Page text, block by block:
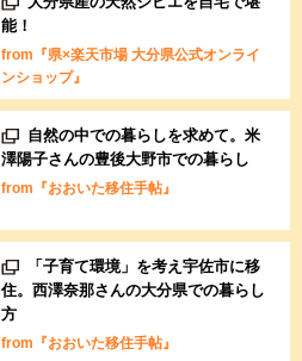
能！
from『県×楽天市場 大分県公式オンライ
ンショップ』
自然の中での暮らしを求めて。米
澤陽子さんの豊後大野市での暮らし
from『おおいた移住手帖』
「子育て環境」を考え宇佐市に移
住。西澤奈那さんの大分県での暮らし
方
from『おおいた移住手帖』